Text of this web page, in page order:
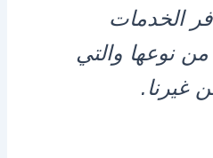
الخدمات
من نوعها والتي
غيرنا.